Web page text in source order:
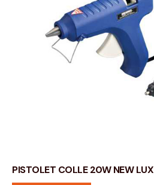
PISTOLET COLLE 20W NEW LUX